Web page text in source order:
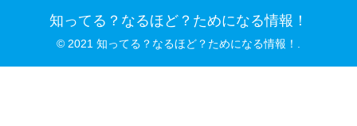
知ってる？なるほど？ためになる情報！
© 2021 知ってる？なるほど？ためになる情報！.